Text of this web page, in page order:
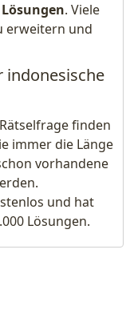
Lösungen. Viele
erweitern und
indonesische
finden
immer die Länge
vorhandene
und hat
Lösungen.